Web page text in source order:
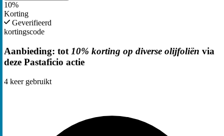
10%
Korting
Geverifieerd
kortingscode
Aanbieding: tot 10% korting op diverse olijfoliën via
deze Pastaficio actie
4 keer gebruikt